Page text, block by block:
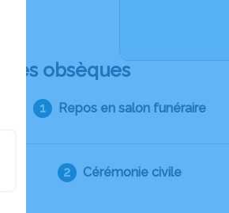
des obsèques
Repos en salon funéraire
Cérémonie civile